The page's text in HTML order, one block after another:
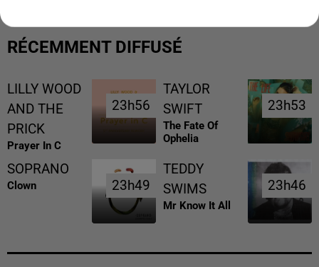
RÉCEMMENT DIFFUSÉ
LILLY WOOD
AND THE
PRICK
Prayer In C
23h56
23h56
TAYLOR
SWIFT
The Fate Of
Ophelia
23h53
23h53
SOPRANO
Clown 23h49
23h49
TEDDY
SWIMS
Mr Know It All
23h46
23h46